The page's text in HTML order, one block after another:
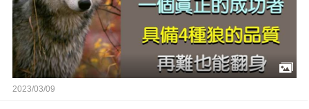
2023/03/09